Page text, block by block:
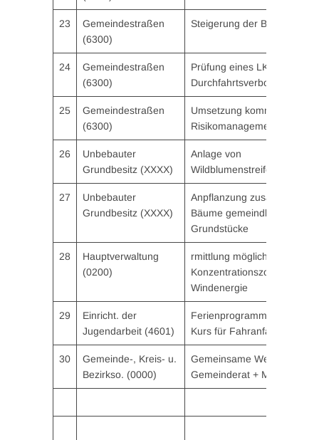
23
Gemeindestraßen
(6300)
Steigerung der
24
Gemeindestraßen
(6300)
Prüfung eines LKW-
Durchfahrtsverbotes
25
Gemeindestraßen
(6300)
Umsetzung komm. Sturzflut-
Risikomanagement
26
Unbebauter
Grundbesitz (XXXX)
Anlage von
Wildblumenstreifen
27
Unbebauter
Grundbesitz (XXXX)
Anpflanzung zusätzlicher
Bäume gemeindl.
Grundstücke
28
Hauptverwaltung
(0200)
rmittlung möglicher
Konzentrationszonen
Windenergie
29
Einricht. der
Jugendarbeit (4601)
Ferienprogramm: Erste-
Kurs für Fahranfänger
30
Gemeinde-, Kreis- u.
Bezirkso. (0000)
Gemeinsame
Gemeinderat + Mitarbeiter